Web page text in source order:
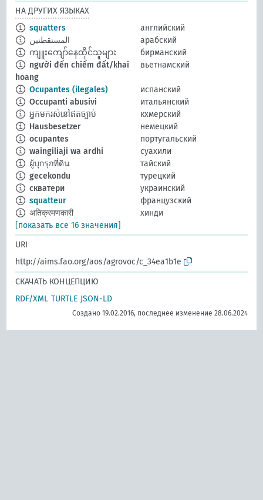
НА ДРУГИХ ЯЗЫКАХ
squatters
английский
المستقطنين
арабский
ကျူးကျော်နေထိုင်သူများ
бирманский
người đến chiếm đất/khai
hoang
вьетнамский
Ocupantes (ilegales)
испанский
Occupanti abusivi
итальянский
អ្នកមករស់នៅឥតច្បាប់
кхмерский
Hausbesetzer
немецкий
ocupantes
португальский
waingiliaji wa ardhi
суахили
ผู้บุกรุกที่ดิน
тайский
gecekondu
турецкий
скватери
украинский
squatteur
французский
अतिक्रमणकारी
хинди
[показать все 16 значения]
URI
http://aims.fao.org/aos/agrovoc/c_34ea1b1e
СКАЧАТЬ КОНЦЕПЦИЮ
RDF/XML TURTLE JSON-LD
Создано 19.02.2016, последнее изменение 28.06.2024